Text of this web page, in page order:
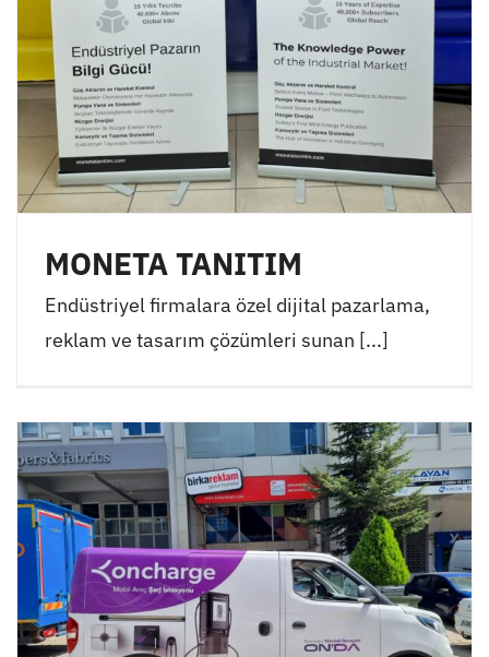
MONETA TANITIM
Endüstriyel firmalara özel dijital pazarlama,
reklam ve tasarım çözümleri sunan [...]